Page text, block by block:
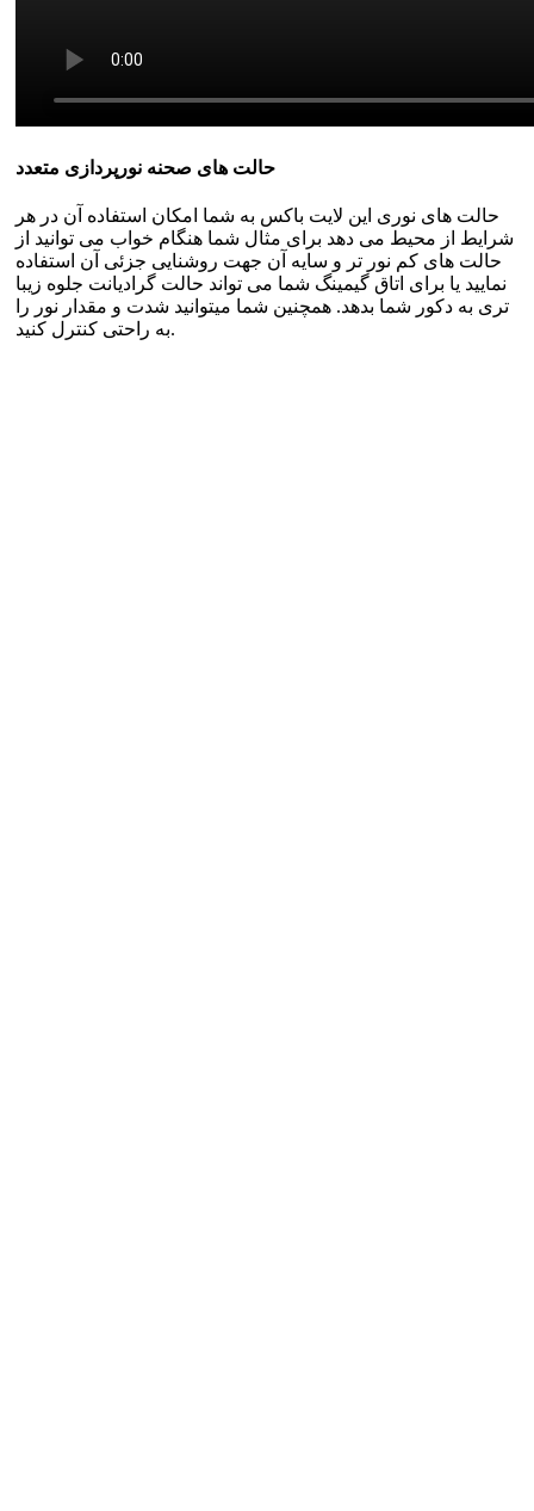
حالت های صحنه نورپردازی متعدد
حالت های نوری این لایت باکس به شما امکان استفاده آن در هر
شرایط از محیط می دهد برای مثال شما هنگام خواب می توانید از
حالت های کم نور تر و سایه آن جهت روشنایی جزئی آن استفاده
نمایید یا برای اتاق گیمینگ شما می تواند حالت گرادیانت جلوه زیبا
تری به دکور شما بدهد. همچنین شما میتوانید شدت و مقدار نور را
به راحتی کنترل کنید.